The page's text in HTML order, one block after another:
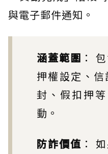
與電子郵件通知。
涵蓋範圍 ：
押權設定、
封、假扣押
動。
防詐價值 ：